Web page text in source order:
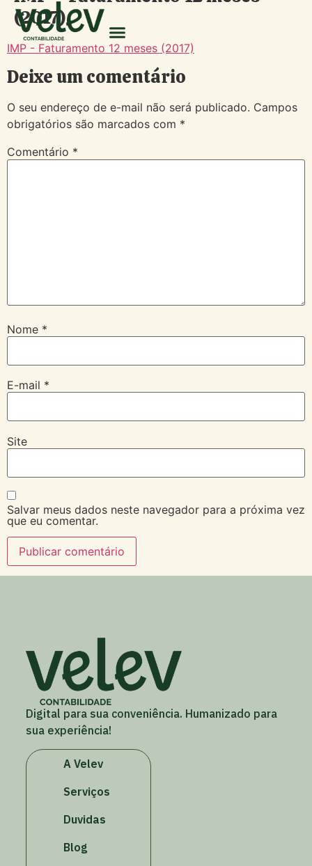
(2017)
IMP - Faturamento 12 meses (2017)
Deixe um comentário
O seu endereço de e-mail não será publicado. Campos
obrigatórios são marcados com *
Comentário *
Nome *
E-mail *
Site
Salvar meus dados neste navegador para a próxima vez
que eu comentar.
Digital para sua conveniência. Humanizado para
sua experiência!
A Velev
Serviços
Duvidas
Blog